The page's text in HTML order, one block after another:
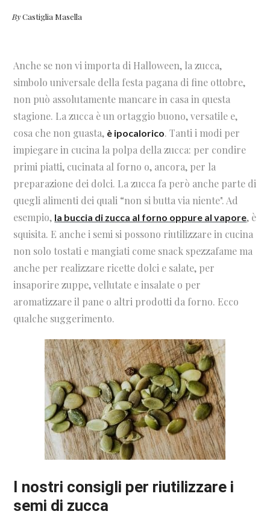
ByCastiglia Masella
Anche se non vi importa di Halloween, la zucca,
simbolo universale della festa pagana di fine ottobre,
non può assolutamente mancare in casa in questa
stagione. La zucca è un ortaggio buono, versatile e,
cosa che non guasta, è ipocalorico. Tanti i modi per
impiegare in cucina la polpa della zucca: per condire
primi piatti, cucinata al forno o, ancora, per la
preparazione dei dolci. La zucca fa però anche parte di
quegli alimenti dei quali “non si butta via niente". Ad
esempio, la buccia di zucca al forno oppure al vapore, è
squisita. E anche i semi si possono riutilizzare in cucina
non solo tostati e mangiati come snack spezzafame ma
anche per realizzare ricette dolci e salate, per
insaporire zuppe, vellutate e insalate o per
aromatizzare il pane o altri prodotti da forno. Ecco
qualche suggerimento.
I nostri consigli per riutilizzare i
semi di zucca